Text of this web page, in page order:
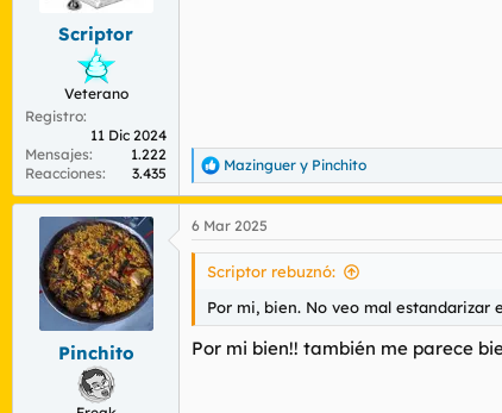
Scriptor
Veterano
Registro
11 Dic 2024
Mensajes
1.222
Reacciones
3.435
R
e
c
c
e
s
Mazinguer y Pinchito
Pinchito
6 Mar 2025
Scriptor rebuznó:
Por mi, bien. No veo mal estandarizar
Por mi bien!! también me parece